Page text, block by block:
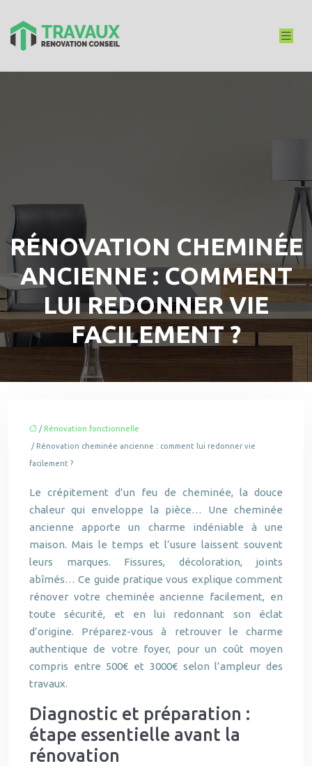
RÉNOVATION CHEMINÉE
ANCIENNE : COMMENT
LUI REDONNER VIE
FACILEMENT ?
/ Rénovation fonctionnelle
/ Rénovation cheminée ancienne : comment lui redonner vie
facilement ?
Le crépitement d’un feu de cheminée, la douce
chaleur qui enveloppe la pièce… Une cheminée
ancienne apporte un charme indéniable à une
maison. Mais le temps et l’usure laissent souvent
leurs marques. Fissures, décoloration, joints
abîmés… Ce guide pratique vous explique comment
rénover votre cheminée ancienne facilement, en
toute sécurité, et en lui redonnant son éclat
d’origine. Préparez-vous à retrouver le charme
authentique de votre foyer, pour un coût moyen
compris entre 500€ et 3000€ selon l’ampleur des
travaux.
Diagnostic et préparation :
étape essentielle avant la
rénovation